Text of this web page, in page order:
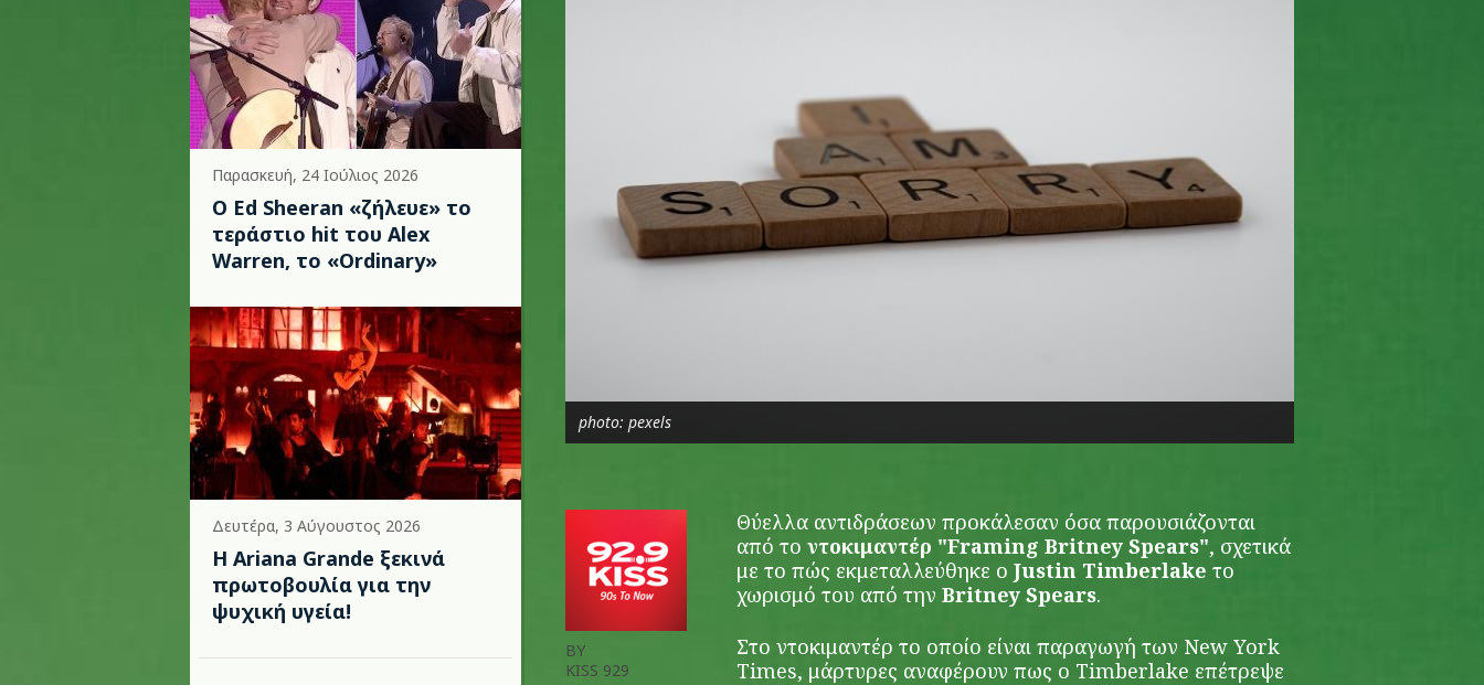
Παρασκευή, 24 Ιούλιος 2026
Ο Ed Sheeran «ζήλευε» το
τεράστιο hit του Alex
Warren, το «Ordinary»
Δευτέρα, 3 Αύγουστος 2026
Η Ariana Grande ξεκινά
πρωτοβουλία για την
ψυχική υγεία!
photo: pexels
BY
KISS 929
Θύελλα αντιδράσεων προκάλεσαν όσα παρουσιάζονται
από το ντοκιμαντέρ "Framing Britney Spears", σχετικά
με το πώς εκμεταλλεύθηκε ο Justin Timberlake το
χωρισμό του από την Britney Spears.
Στο ντοκιμαντέρ το οποίο είναι παραγωγή των New York
Times, μάρτυρες αναφέρουν πως ο Timberlake επέτρεψε